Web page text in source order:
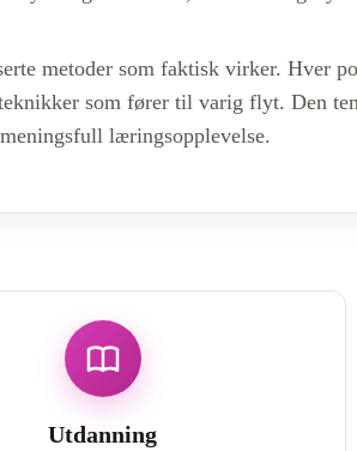
metoder som faktisk virker. Hver
som fører til varig flyt. Den
læringsopplevelse.
Utdanning